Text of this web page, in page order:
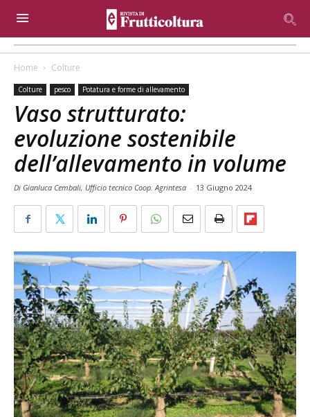
Home Colture
Colture pesco Potatura e forme di allevamento
Vaso strutturato:
evoluzione sostenibile
dell’allevamento in volume
Di Gianluca Cembali, Ufficio tecnico Coop. Agrintesa - 13 Giugno 2024